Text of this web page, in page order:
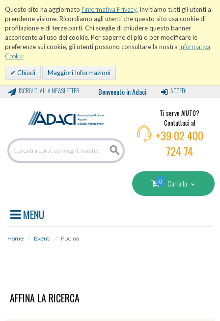
Questo sito ha aggiornato l'informativa Privacy. Invitiamo tutti gli utenti a
prenderne visione. Ricordiamo agli utenti che questo sito usa cookie di
profilazione e di terze parti. Chi sceglie di chiudere questo banner
acconsente all'uso dei cookie. Per saperne di più o per modificare le
preferenze sui cookie, gli utenti possono consultare la nostra Informativa
Cookie
Chiudi Maggiori Informazioni
ISCRIVITI ALLA NEWSLETTER Benvenuto in Adaci ACCEDI
Ti serve AIUTO?
Contattaci al
+39 02 400
724 74
0 Carrello
MENU
Home / Eventi / Fucina
AFFINA LA RICERCA